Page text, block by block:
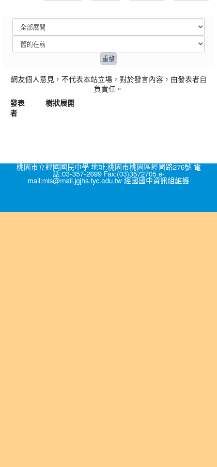
網友個人意見，不代表本站立場，對於發言內容，由發表者自
負責任。
發表
者
樹狀展開
桃園市立經國國民中學 地址:桃園市桃園區經國路276號 電
話:03-357-2699 Fax:(03)3572705 e-
mail:mis@mail.jgjhs.tyc.edu.tw 經國國中資訊組維護